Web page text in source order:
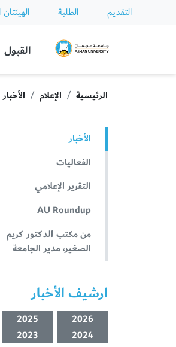
التقديم الطلبة
القبول
الرئيسية الإعلام الأخبار
الأخبار
الفعاليات
التقرير الإعلامي
AU Roundup
من مكتب الدكتور كريم
الصغير، مدير الجامعة
ارشيف الأخبار
2026
2025
2024
2023